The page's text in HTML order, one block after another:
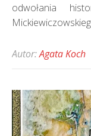
odwołania
Autor:Agata Koch